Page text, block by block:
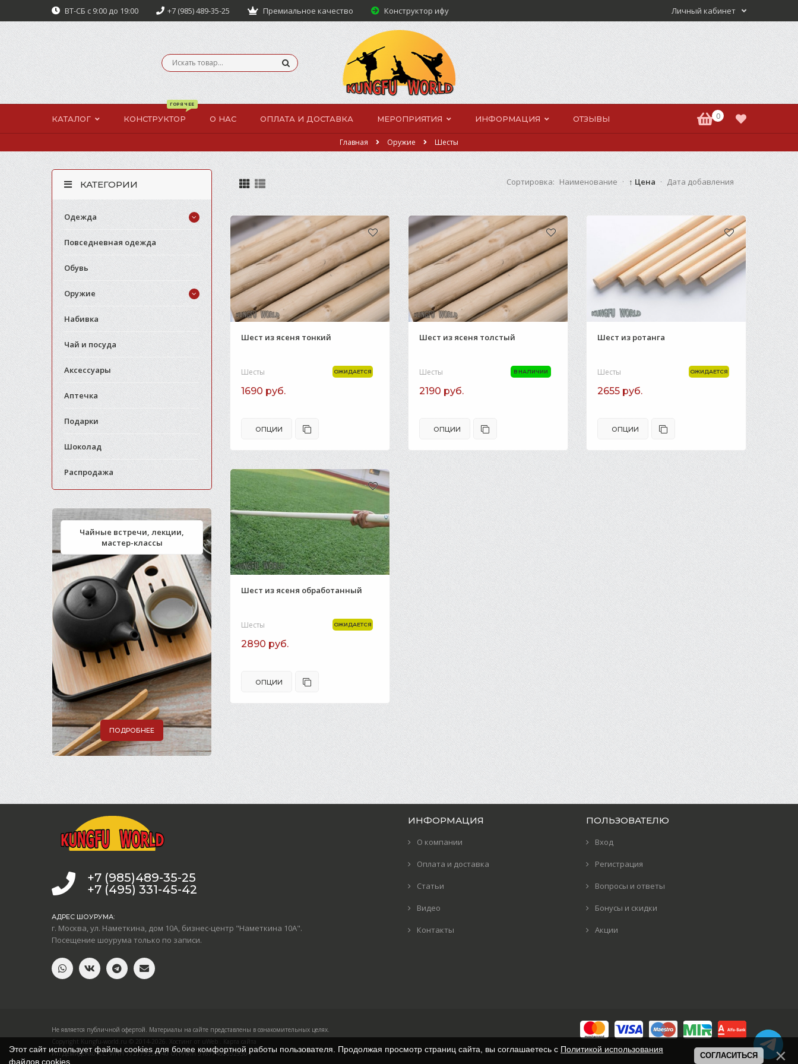
Личный кабинет
ВТ-СБ с 9:00 до 19:00 +7 (985) 489-35-25 Премиальное качество Конструктор ифу
КАТАЛОГ КОНСТРУКТОР О НАС ОПЛАТА И ДОСТАВКА МЕРОПРИЯТИЯ ИНФОРМАЦИЯ ОТЗЫВЫ 0
Главная Оружие Шесты
Сортировка: Наименование · ↑ Цена · Дата добавления
Шест из ясеня тонкий
Шесты ОЖИДАЕТСЯ
1690 руб.
ОПЦИИ
Шест из ясеня толстый
Шесты В НАЛИЧИИ
2190 руб.
ОПЦИИ
Шест из ротанга
Шесты ОЖИДАЕТСЯ
2655 руб.
ОПЦИИ
Шест из ясеня обработанный
Шесты ОЖИДАЕТСЯ
2890 руб.
ОПЦИИ
КАТЕГОРИИ
Одежда
Повседневная одежда
Обувь
Оружие
Набивка
Чай и посуда
Аксессуары
Аптечка
Подарки
Шоколад
Распродажа
Чайные встречи, лекции,
мастер-классы
ПОДРОБНЕЕ
+7 (985)489-35-25
+7 (495) 331-45-42
АДРЕС ШОУРУМА:
г. Москва, ул. Наметкина, дом 10А, бизнес-центр "Наметкина 10А".
Посещение шоурума только по записи.
ИНФОРМАЦИЯ
О компании
Оплата и доставка
Статьи
Видео
Контакты
ПОЛЬЗОВАТЕЛЮ
Вход
Регистрация
Вопросы и ответы
Бонусы и скидки
Акции
Не является публичной офертой. Материалы на сайте представлены в ознакомительных целях.
Copyright Kungfu-world.ru © 2014-2026. Хостинг от uWeb
Карта сайта
ИП Демиденко А.С. ИНН 772779552940 ОГРНИП 316774600329504
Этот сайт использует файлы cookies для более комфортной работы пользователя. Продолжая просмотр страниц сайта, вы соглашаетесь с Политикой использования
файлов cookies
СОГЛАСИТЬСЯ